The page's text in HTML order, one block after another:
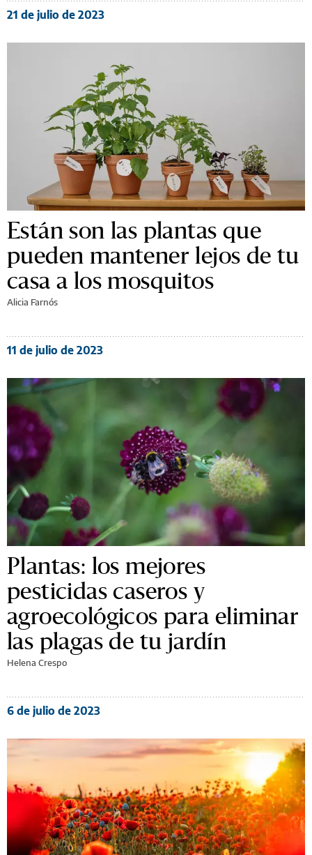
21 de julio de 2023
Están son las plantas que
pueden mantener lejos de tu
casa a los mosquitos
Alicia Farnós
11 de julio de 2023
Plantas: los mejores
pesticidas caseros y
agroecológicos para eliminar
las plagas de tu jardín
Helena Crespo
6 de julio de 2023